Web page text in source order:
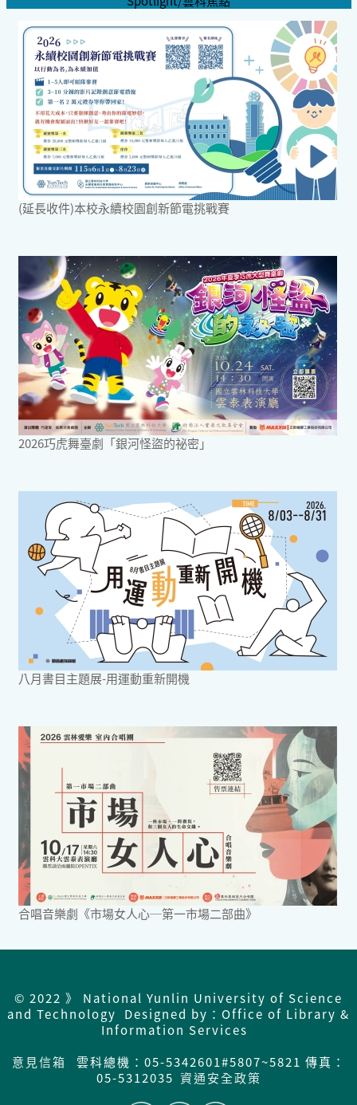
(延長收件)本校永續校園創新節電挑戰賽
2026巧虎舞臺劇「銀河怪盜的祕密」
八月書目主題展-用運動重新開機
合唱音樂劇《市場女人心─第一市場二部曲》
© 2022 》 National Yunlin University of Science
and Technology Designed by：Office of Library &
Information Services
意見信箱
雲科總機：05-5342601#5807~5821 傳真：
05-5312035 資通安全政策